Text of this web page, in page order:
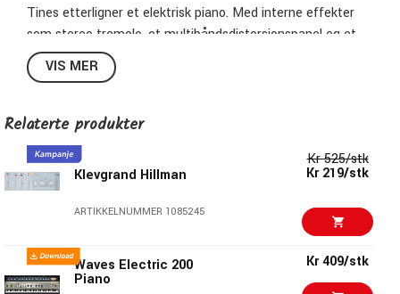
Tines etterligner et elektrisk piano. Med interne effekter
som stereo tremolo, et multibåndsdistorsjonspanel og et
subtilt romlig reverb, kan Tines høres ut som alt fra et
drømmende glatt Rhodes til en skitten Wurlitzer (det er
moderne og spillbart instrument). En finjustert velocity-
kurve gjør Tines til en sann glede å spille på et MIDI-
tastatur.
VIS MER
Relaterte produkter
Klevgrand Hillman
ARTIKKELNUMMER 1085245
Kr 525/stk
Kr 219/stk
Waves Electric 200
Piano
Kr 409/stk